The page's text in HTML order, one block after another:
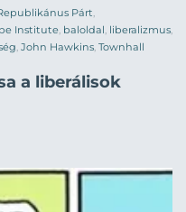
Párt,
Institute, baloldal, liberalizmus,
, John Hawkins, Townhall
a liberálisok